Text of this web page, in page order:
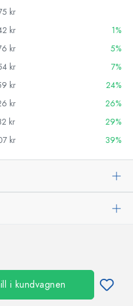
kr
kr
1%
kr
5%
kr
7%
kr
24%
kr
26%
kr
29%
kr 39%
i kundvagnen